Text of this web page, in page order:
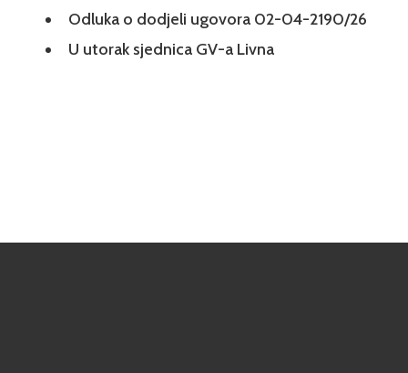
Odluka o dodjeli ugovora 02-04-2190/26
U utorak sjednica GV-a Livna